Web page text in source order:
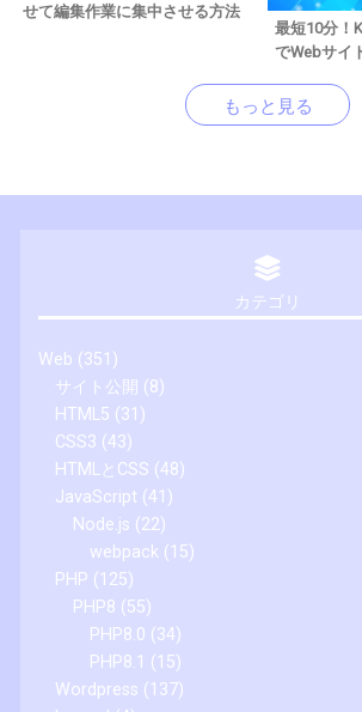
せて編集作業に集中させる方法
最短10分！
でWebサイ
もっと見る
カテゴリ
Web (351)
サイト公開 (8)
HTML5 (31)
CSS3 (43)
HTMLとCSS (48)
JavaScript (41)
Node.js (22)
webpack (15)
PHP (125)
PHP8 (55)
PHP8.0 (34)
PHP8.1 (15)
Wordpress (137)